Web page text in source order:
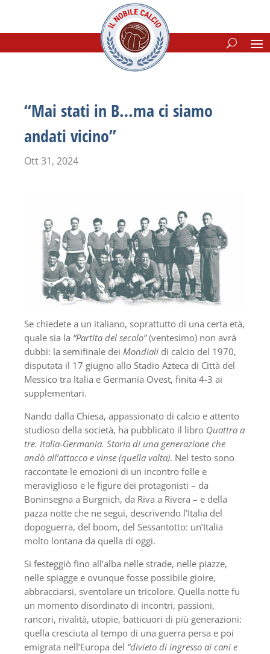
“Mai stati in B…ma ci siamo
andati vicino”
Ott 31, 2024
Se chiedete a un italiano, soprattutto di una certa età,
quale sia la “Partita del secolo”(ventesimo) non avrà
dubbi: la semifinale dei Mondiali di calcio del 1970,
disputata il 17 giugno allo Stadio Azteca di Città del
Messico tra Italia e Germania Ovest, finita 4-3 ai
supplementari.
Nando dalla Chiesa, appassionato di calcio e attento
studioso della società, ha pubblicato il libro Quattro a
tre. Italia-Germania. Storia di una generazione che
andò all’attacco e vinse (quella volta). Nel testo sono
raccontate le emozioni di un incontro folle e
meraviglioso e le figure dei protagonisti – da
Boninsegna a Burgnich, da Riva a Rivera – e della
pazza notte che ne seguì, descrivendo l’Italia del
dopoguerra, del boom, del Sessantotto: un’Italia
molto lontana da quella di oggi.
Si festeggiò fino all’alba nelle strade, nelle piazze,
nelle spiagge e ovunque fosse possibile gioire,
abbracciarsi, sventolare un tricolore. Quella notte fu
un momento disordinato di incontri, passioni,
rancori, rivalità, utopie, batticuori di più generazioni:
quella cresciuta al tempo di una guerra persa e poi
emigrata nell’Europa del “divieto di ingresso ai cani e